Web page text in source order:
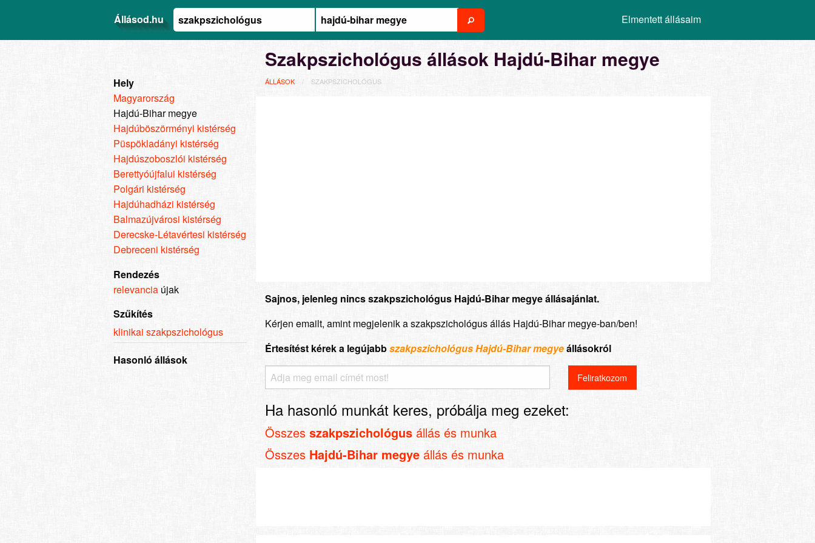
Állásod.hu Elmentett állásaim
Szakpszichológus állások Hajdú-Bihar megye
ÁLLÁSOK SZAKPSZICHOLÓGUS
Sajnos, jelenleg nincs szakpszichológus Hajdú-Bihar megye állásajánlat.
Kérjen emailt, amint megjelenik a szakpszichológus állás Hajdú-Bihar megye-ban/ben!
Értesítést kérek a legújabbszakpszichológus Hajdú-Bihar megyeállásokról
Ha hasonló munkát keres, próbálja meg ezeket:
Összes szakpszichológus állás és munka
Összes Hajdú-Bihar megye állás és munka
Hely
Magyarország
Hajdú-Bihar megye
Hajdúböszörményi kistérség
Püspökladányi kistérség
Hajdúszoboszlói kistérség
Berettyóújfalui kistérség
Polgári kistérség
Hajdúhadházi kistérség
Balmazújvárosi kistérség
Derecske-Létavértesi kistérség
Debreceni kistérség
Rendezés
relevancia újak
Szűkítés
klinikai szakpszichológus
Hasonló állások